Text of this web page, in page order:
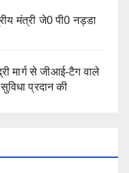
मंत्री जे0 पी0 नड्डा
मार्ग से जीआई-टैग वाले
प्रदान की